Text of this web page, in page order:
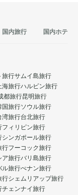
国内旅行 国内ホテル
旅行サムイ島旅行
海旅行ハルビン旅行
都旅行昆明旅行
国旅行ソウル旅行
湾旅行台北旅行
フィリピン旅行
シンガポール旅行
行フーコック旅行
ア旅行バリ島旅行
ル旅行ぺナン旅行
行シェムリアップ旅行
チェンナイ旅行